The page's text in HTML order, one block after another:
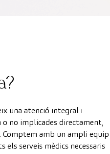
una atenció integral i
no implicades directament,
Comptem amb un ampli equip
serveis mèdics necessaris